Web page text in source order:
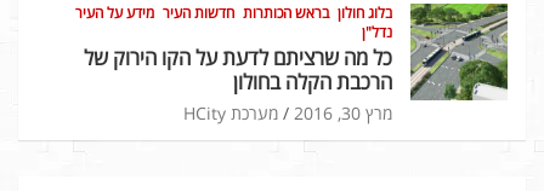
בלוג חולון בראש הכותרות חדשות העיר מידע על העיר
נדל"ן
כל מה שרציתם לדעת על הקו הירוק של
הרכבת הקלה בחולון
מרץ 30, 2016 מערכת HCity